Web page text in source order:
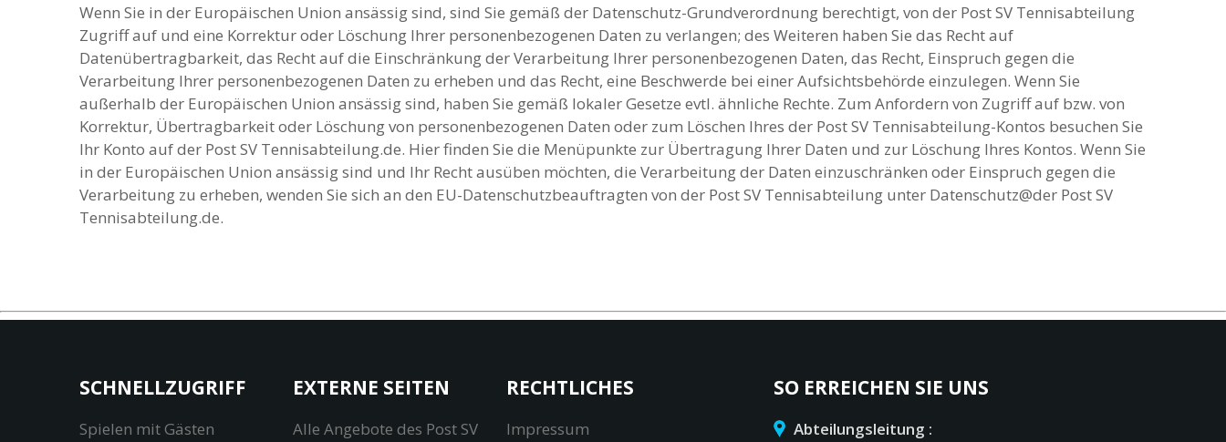
Wenn Sie in der Europäischen Union ansässig sind, sind Sie gemäß der Datenschutz-Grundverordnung berechtigt, von der Post SV Tennisabteilung
Zugriff auf und eine Korrektur oder Löschung Ihrer personenbezogenen Daten zu verlangen; des Weiteren haben Sie das Recht auf
Datenübertragbarkeit, das Recht auf die Einschränkung der Verarbeitung Ihrer personenbezogenen Daten, das Recht, Einspruch gegen die
Verarbeitung Ihrer personenbezogenen Daten zu erheben und das Recht, eine Beschwerde bei einer Aufsichtsbehörde einzulegen. Wenn Sie
außerhalb der Europäischen Union ansässig sind, haben Sie gemäß lokaler Gesetze evtl. ähnliche Rechte. Zum Anfordern von Zugriff auf bzw. von
Korrektur, Übertragbarkeit oder Löschung von personenbezogenen Daten oder zum Löschen Ihres der Post SV Tennisabteilung-Kontos besuchen Sie
Ihr Konto auf der Post SV Tennisabteilung.de. Hier finden Sie die Menüpunkte zur Übertragung Ihrer Daten und zur Löschung Ihres Kontos. Wenn Sie
in der Europäischen Union ansässig sind und Ihr Recht ausüben möchten, die Verarbeitung der Daten einzuschränken oder Einspruch gegen die
Verarbeitung zu erheben, wenden Sie sich an den EU-Datenschutzbeauftragten von der Post SV Tennisabteilung unter Datenschutz@der Post SV
Tennisabteilung.de.
SCHNELLZUGRIFF
Spielen mit Gästen
EXTERNE SEITEN
Alle Angebote des Post SV
RECHTLICHES
Impressum
SO ERREICHEN SIE UNS
Abteilungsleitung :